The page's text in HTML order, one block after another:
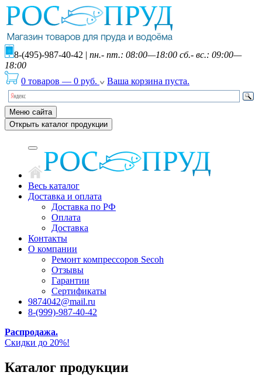
8-(495)-987-40-42 | пн.- пт.: 08:00—18:00 сб.- вс.: 09:00—
18:00
0 товаров — 0 руб. Ваша корзина пуста.
Меню сайта
Открыть каталог продукции
Весь каталог
Доставка и оплата
Доставка по РФ
Оплата
Доставка
Контакты
О компании
Ремонт компрессоров Secoh
Отзывы
Гарантии
Сертификаты
9874042@mail.ru
8-(999)-987-40-42
Распродажа.
Скидки до 20%!
Каталог продукции